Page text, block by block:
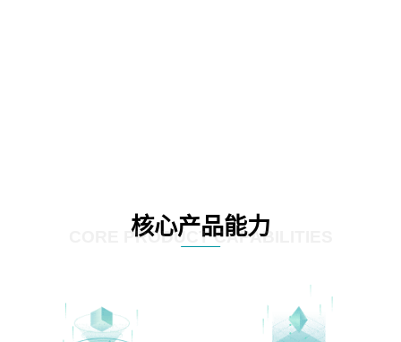
核心产品能力
CORE PRODUCT CAPABILITIES